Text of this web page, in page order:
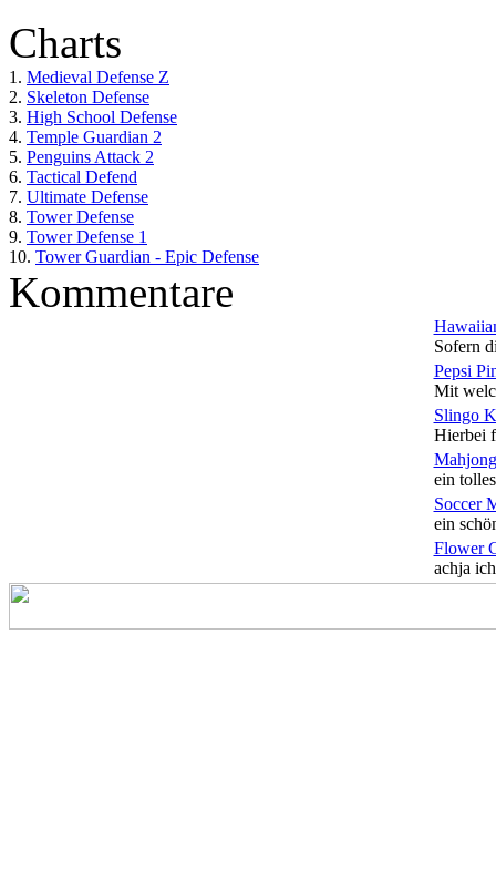
Charts
1. Medieval Defense Z
2. Skeleton Defense
3. High School Defense
4. Temple Guardian 2
5. Penguins Attack 2
6. Tactical Defend
7. Ultimate Defense
8. Tower Defense
9. Tower Defense 1
10. Tower Guardian - Epic Defense
Kommentare
Sofern
Pepsi
Mit
Slingo
Hierbei
ein
Soccer
ein
Flower
achja